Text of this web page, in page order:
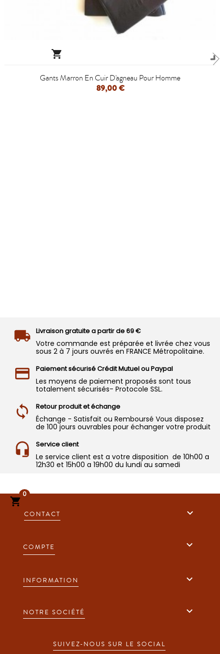

Gants Marron En Cuir D'agneau Pour Homme
89,00 €
Livraison gratuite a partir de 69 €
Votre commande est préparée et livrée chez vous
sous 2 à 7 jours ouvrés en FRANCE Métropolitaine.
Paiement sécurisé Crédit Mutuel ou Paypal
Les moyens de paiement proposés sont tous
totalement sécurisés- Protocole SSL.
Retour produit et échange
Échange - Satisfait ou Remboursé Vous disposez
de 100 jours ouvrables pour échanger votre produit
Service client
Le service client est a votre disposition de 10h00 a
12h30 et 15h00 a 19h00 du lundi au samedi
CONTACT 
COMPTE 
INFORMATION 
NOTRE SOCIÉTÉ 
SUIVEZ-NOUS SUR LE SOCIAL

0